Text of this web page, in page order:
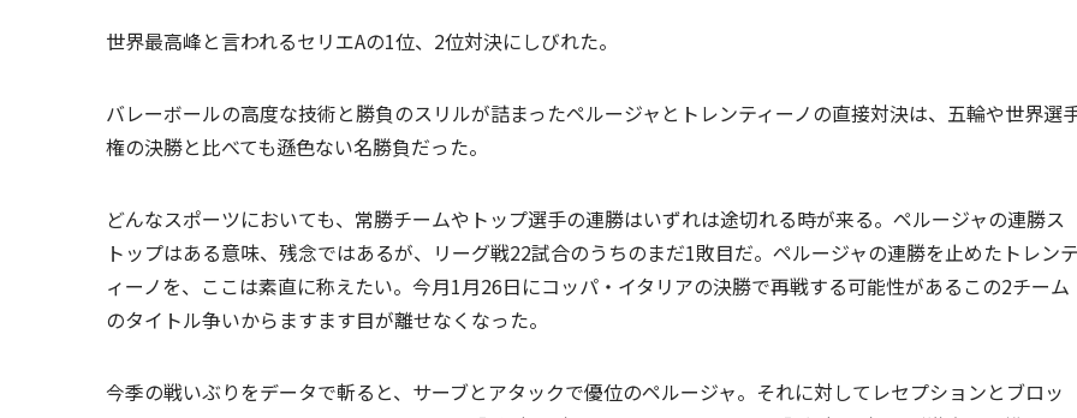
世界最高峰と言われるセリエAの1位、2位対決にしびれた。
バレーボールの高度な技術と勝負のスリルが詰まったペルージャとトレンティーノの直接対決は、五輪や世界選
権の決勝と比べても遜色ない名勝負だった。
どんなスポーツにおいても、常勝チームやトップ選手の連勝はいずれは途切れる時が来る。ペルージャの連勝ス
トップはある意味、残念ではあるが、リーグ戦22試合のうちのまだ1敗目だ。ペルージャの連勝を止めたトレン
ィーノを、ここは素直に称えたい。今月1月26日にコッパ・イタリアの決勝で再戦する可能性があるこの2チーム
のタイトル争いからますます目が離せなくなった。
今季の戦いぶりをデータで斬ると、サーブとアタックで優位のペルージャ。それに対してレセプションとブロッ